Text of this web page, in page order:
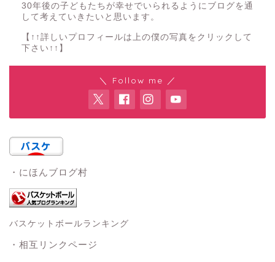
30年後の子どもたちが幸せでいられるようにブログを通
して考えていきたいと思います。
【↑↑詳しいプロフィールは上の僕の写真をクリックして
下さい↑↑】
＼ Follow me ／
・にほんブログ村
バスケットボールランキング
・相互リンクページ